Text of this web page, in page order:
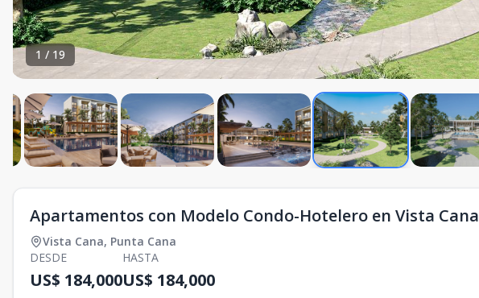
1 / 19
Apartamentos con Modelo Condo-Hotelero en Vista Cana
Vista Cana, Punta Cana
DESDE
US$ 184,000
HASTA
US$ 184,000